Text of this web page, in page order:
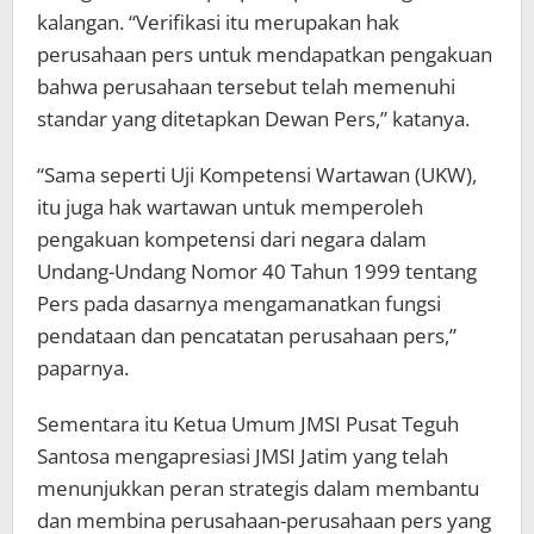
kalangan. “Verifikasi itu merupakan hak
perusahaan pers untuk mendapatkan pengakuan
bahwa perusahaan tersebut telah memenuhi
standar yang ditetapkan Dewan Pers,” katanya.
“Sama seperti Uji Kompetensi Wartawan (UKW),
itu juga hak wartawan untuk memperoleh
pengakuan kompetensi dari negara dalam
Undang-Undang Nomor 40 Tahun 1999 tentang
Pers pada dasarnya mengamanatkan fungsi
pendataan dan pencatatan perusahaan pers,”
paparnya.
Sementara itu Ketua Umum JMSI Pusat Teguh
Santosa mengapresiasi JMSI Jatim yang telah
menunjukkan peran strategis dalam membantu
dan membina perusahaan-perusahaan pers yang